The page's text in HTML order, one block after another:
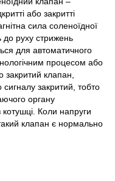
або закритті
сила соленоїдної
до руху стрижень
для автоматичного
процесом або
закритий клапан,
сигналу закритий, тобто
органу
котушці. Коли напруги
клапан є нормально